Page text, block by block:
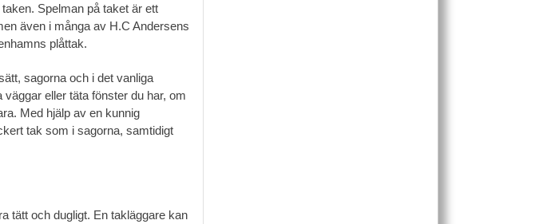
Spelman på taket är ett
även i många av H.C Andersens
plåttak.
sagorna och i det vanliga
eller täta fönster du har, om
Med hjälp av en kunnig
tak som i sagorna, samtidigt
tätt och dugligt. En takläggare kan